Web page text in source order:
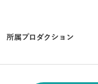
所属プロダクション